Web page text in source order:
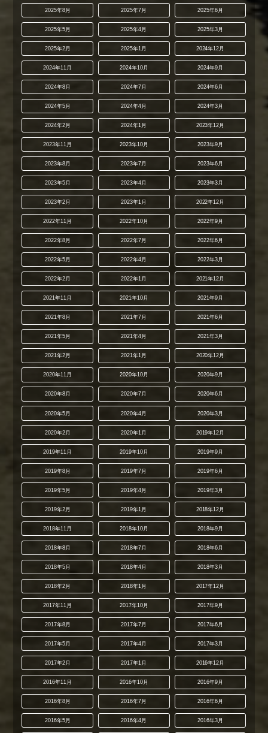
2025年8月 2025年7月 2025年6月
2025年5月 2025年4月 2025年3月
2025年2月 2025年1月 2024年12月
2024年11月 2024年10月 2024年9月
2024年8月 2024年7月 2024年6月
2024年5月 2024年4月 2024年3月
2024年2月 2024年1月 2023年12月
2023年11月 2023年10月 2023年9月
2023年8月 2023年7月 2023年6月
2023年5月 2023年4月 2023年3月
2023年2月 2023年1月 2022年12月
2022年11月 2022年10月 2022年9月
2022年8月 2022年7月 2022年6月
2022年5月 2022年4月 2022年3月
2022年2月 2022年1月 2021年12月
2021年11月 2021年10月 2021年9月
2021年8月 2021年7月 2021年6月
2021年5月 2021年4月 2021年3月
2021年2月 2021年1月 2020年12月
2020年11月 2020年10月 2020年9月
2020年8月 2020年7月 2020年6月
2020年5月 2020年4月 2020年3月
2020年2月 2020年1月 2019年12月
2019年11月 2019年10月 2019年9月
2019年8月 2019年7月 2019年6月
2019年5月 2019年4月 2019年3月
2019年2月 2019年1月 2018年12月
2018年11月 2018年10月 2018年9月
2018年8月 2018年7月 2018年6月
2018年5月 2018年4月 2018年3月
2018年2月 2018年1月 2017年12月
2017年11月 2017年10月 2017年9月
2017年8月 2017年7月 2017年6月
2017年5月 2017年4月 2017年3月
2017年2月 2017年1月 2016年12月
2016年11月 2016年10月 2016年9月
2016年8月 2016年7月 2016年6月
2016年5月 2016年4月 2016年3月